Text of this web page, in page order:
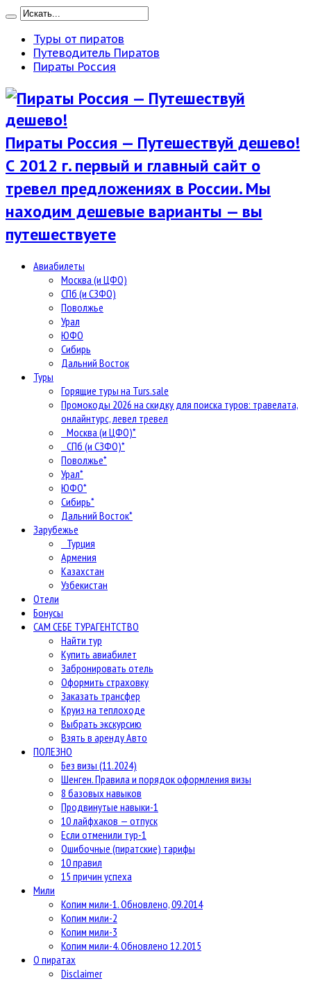
Туры от пиратов
Путеводитель Пиратов
Пираты Россия
Пираты Россия — Путешествуй дешево!
С 2012 г. первый и главный сайт о
тревел предложениях в России. Мы
находим дешевые варианты — вы
путешествуете
Авиабилеты
Москва (и ЦФО)
СПб (и СЗФО)
Поволжье
Урал
ЮФО
Сибирь
Дальний Восток
Туры
Горящие туры на Turs.sale
Промокоды 2026 на скидку для поиска туров: травелата,
онлайнтурс, левел тревел
Москва (и ЦФО)*
СПб (и СЗФО)*
Поволжье*
Урал*
ЮФО*
Сибирь*
Дальний Восток*
Зарубежье
Турция
Армения
Казахстан
Узбекистан
Отели
Бонусы
САМ СЕБЕ ТУРАГЕНТСТВО
Найти тур
Купить авиабилет
Забронировать отель
Оформить страховку
Заказать трансфер
Круиз на теплоходе
Выбрать экскурсию
Взять в аренду Авто
ПОЛЕЗНО
Без визы (11.2024)
Шенген. Правила и порядок оформления визы
8 базовых навыков
Продвинутые навыки-1
10 лайфхаков — отпуск
Если отменили тур-1
Ошибочные (пиратские) тарифы
10 правил
15 причин успеха
Мили
Копим мили-1. Обновлено, 09.2014
Копим мили-2
Копим мили-3
Копим мили-4. Обновлено 12.2015
О пиратах
Disclaimer